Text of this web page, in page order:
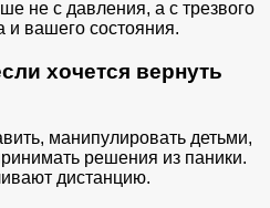
не с давления, а с трезвого
и вашего состояния.
хочется вернуть
манипулировать детьми,
решения из паники.
дистанцию.